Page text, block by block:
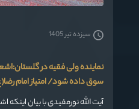
نماینده ولی فقیه در
سوق داده شود/ امتیاز امام
آیت الله نورمفیدی با بیان اینکه
سیزده تیر 1405